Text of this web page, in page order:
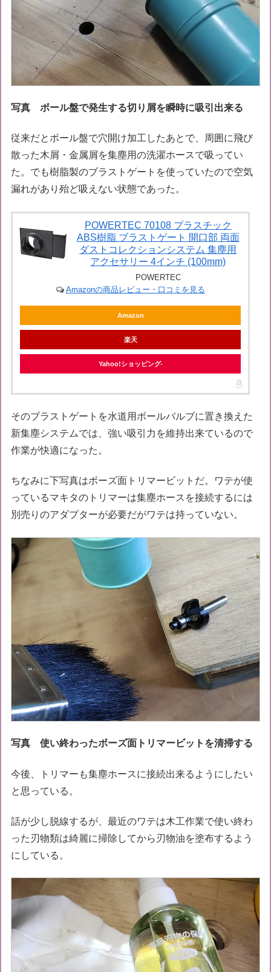
写真 ボール盤で発生する切り屑を瞬時に吸引出来る
従来だとボール盤で穴開け加工したあとで、周囲に飛び
散った木屑・金属屑を集塵用の洗濯ホースで吸ってい
た。でも樹脂製のブラストゲートを使っていたので空気
漏れがあり殆ど吸えない状態であった。
POWERTEC 70108 プラスチック
ABS樹脂 ブラストゲート 開口部 両面
ダストコレクションシステム 集塵用
アクセサリー 4インチ (100mm)
POWERTEC
Amazonの商品レビュー・口コミを見る
Amazon
楽天
Yahoo!ショッピング
そのブラストゲートを水道用ボールバルブに置き換えた
新集塵システムでは、強い吸引力を維持出来ているので
作業が快適になった。
ちなみに下写真はボーズ面トリマービットだ。ワテが使
っているマキタのトリマーは集塵ホースを接続するには
別売りのアダプターが必要だがワテは持っていない。
写真 使い終わったボーズ面トリマービットを清掃する
今後、トリマーも集塵ホースに接続出来るようにしたい
と思っている。
話が少し脱線するが、最近のワテは木工作業で使い終わ
った刃物類は綺麗に掃除してから刃物油を塗布するよう
にしている。